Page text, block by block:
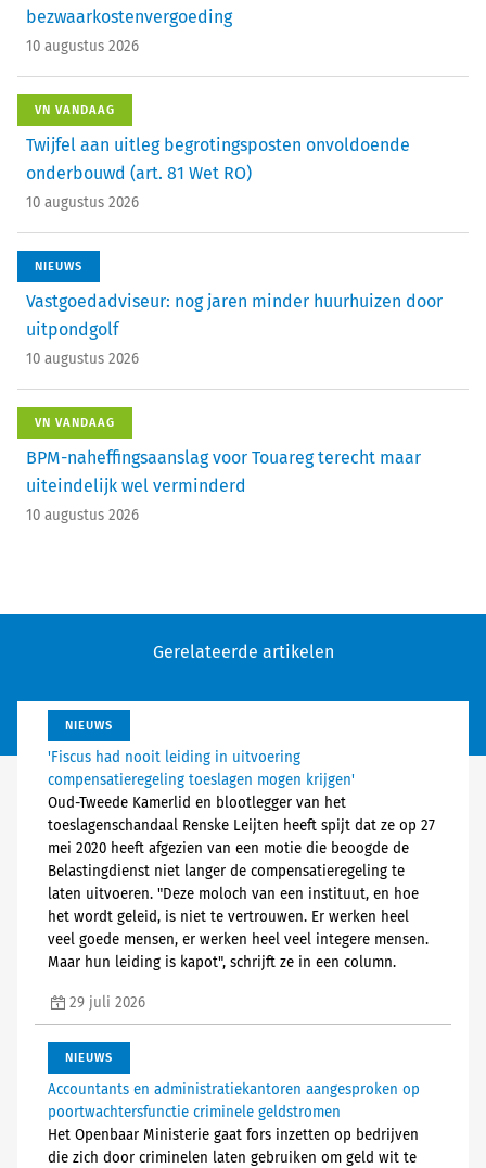
bezwaarkostenvergoeding
10 augustus 2026
VN VANDAAG
Twijfel aan uitleg begrotingsposten onvoldoende
onderbouwd (art. 81 Wet RO)
10 augustus 2026
NIEUWS
Vastgoedadviseur: nog jaren minder huurhuizen door
uitpondgolf
10 augustus 2026
VN VANDAAG
BPM-naheffingsaanslag voor Touareg terecht maar
uiteindelijk wel verminderd
10 augustus 2026
Gerelateerde artikelen
NIEUWS
'Fiscus had nooit leiding in uitvoering
compensatieregeling toeslagen mogen krijgen'
Oud-Tweede Kamerlid en blootlegger van het
toeslagenschandaal Renske Leijten heeft spijt dat ze op 27
mei 2020 heeft afgezien van een motie die beoogde de
Belastingdienst niet langer de compensatieregeling te
laten uitvoeren. "Deze moloch van een instituut, en hoe
het wordt geleid, is niet te vertrouwen. Er werken heel
veel goede mensen, er werken heel veel integere mensen.
Maar hun leiding is kapot", schrijft ze in een column.
29 juli 2026
NIEUWS
Accountants en administratiekantoren aangesproken op
poortwachtersfunctie criminele geldstromen
Het Openbaar Ministerie gaat fors inzetten op bedrijven
die zich door criminelen laten gebruiken om geld wit te